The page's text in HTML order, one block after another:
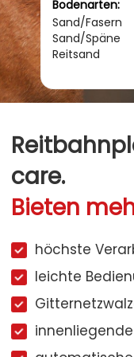
Bodenarten:
Sand/Fasern
Sand/Späne
Reitsand
care.
Bieten
höchste
leichte